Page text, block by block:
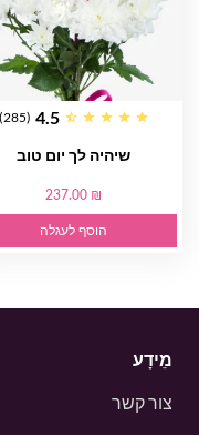
4.5
(285)
שיהיה לך יום טוב
237.00 ₪
הוסף לעגלה
מֵידָע
צור קשר